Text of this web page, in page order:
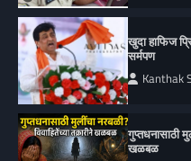
खुदा हाफिज
सर्मपण
Kanthak
गुप्तधनासाठी
खळबळ